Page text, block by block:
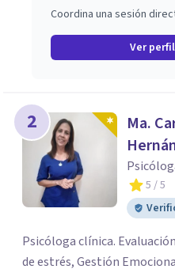
Coordina una sesión
Ver
2
Ma.
5 / 5
Psicóloga clínica.
de estrés, Gestión